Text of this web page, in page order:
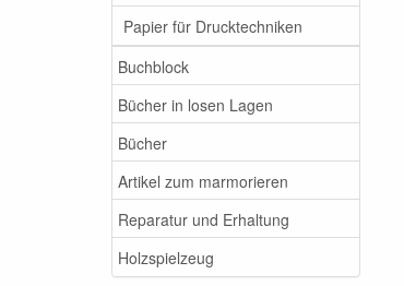
Papier für Drucktechniken
Buchblock
Bücher in losen Lagen
Bücher
Artikel zum marmorieren
Reparatur und Erhaltung
Holzspielzeug